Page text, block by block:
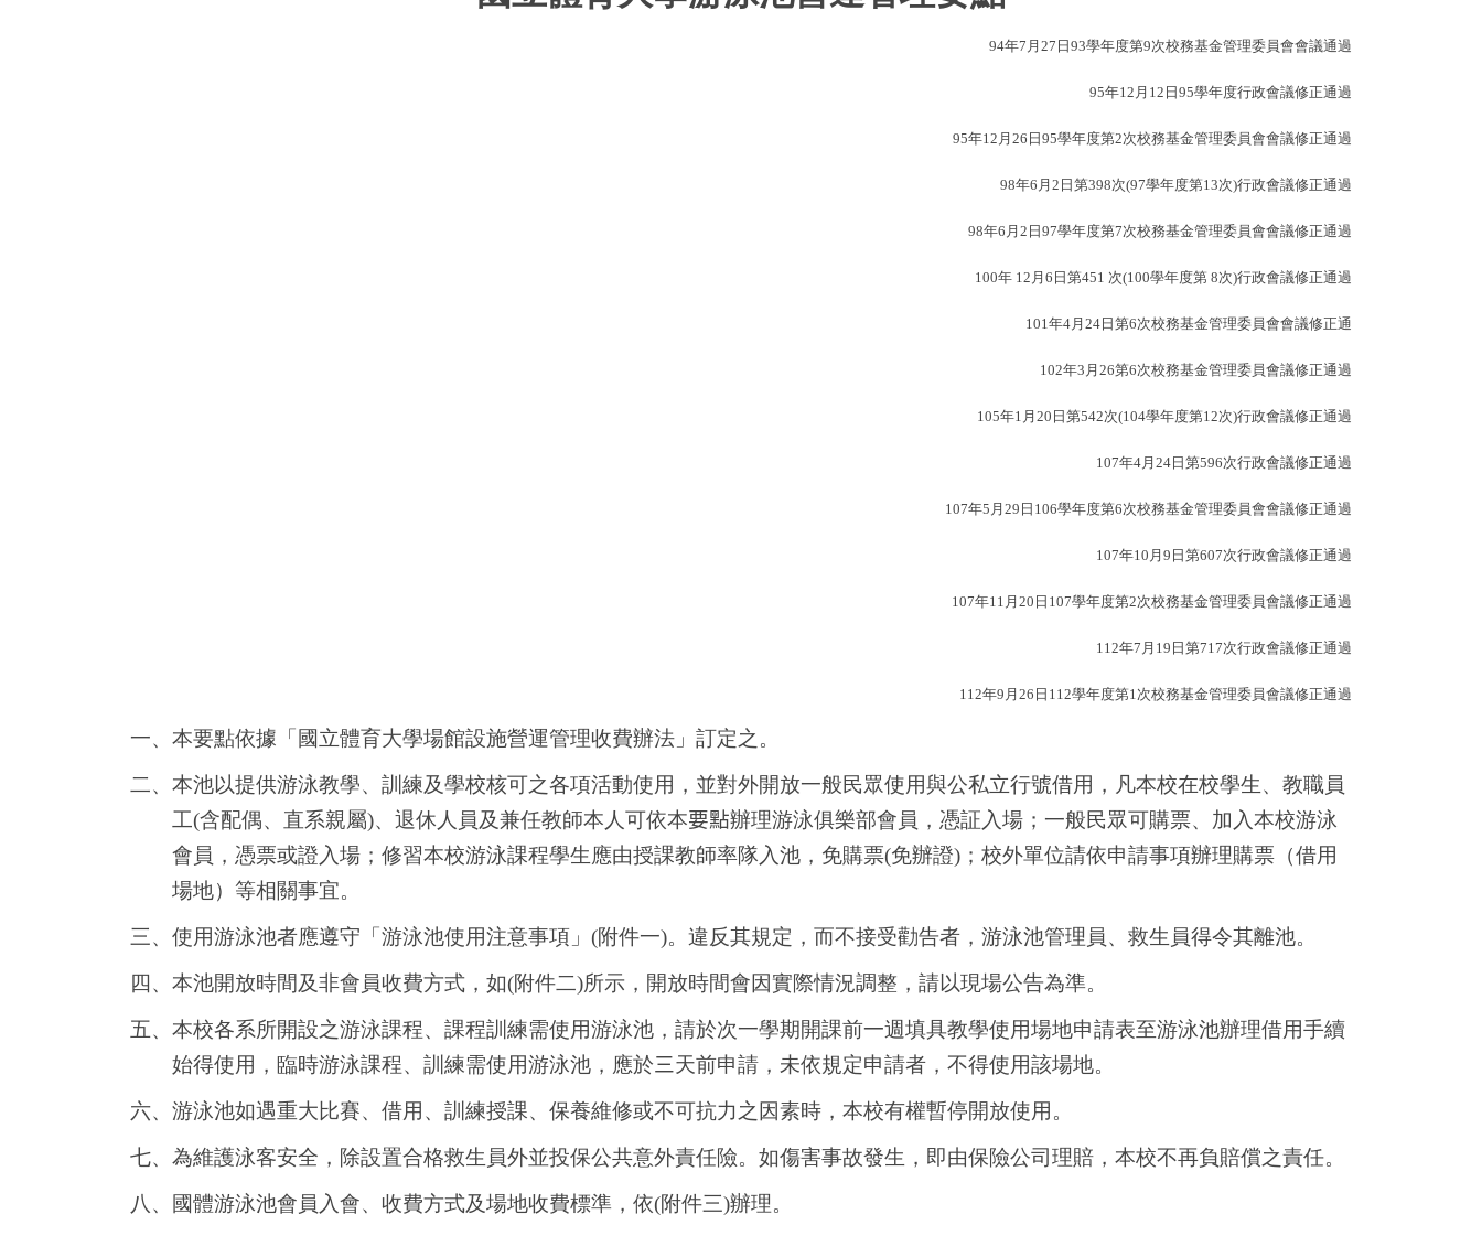
94年7月27日93學年度第9次校務基金管理委員會會議通過
95年12月12日95學年度行政會議修正通過
95年12月26日95學年度第2次校務基金管理委員會會議修正通過
98年6月2日第398次(97學年度第13次)行政會議修正通過
98年6月2日97學年度第7次校務基金管理委員會會議修正通過
100年 12月6日第451 次(100學年度第 8次)行政會議修正通過
101 年4月24日第6次校務基金管理委員會會議修正通
102年3月26第6次校務基金管理委員會議修正通過
105年1月20日第542次(104學年度第12次)行政會議修正通過
107年4月24日第596次行政會議修正通過
107年5月29日106學年度第6次校務基金管理委員會會議修正通過
107年10月9日第607次行政會議修正通過
107年11月20日107學年度第2次校務基金管理委員會議修正通過
112年7月19日第717次行政會議修正通過
112年9月26日112學年度第1次校務基金管理委員會議修正通過
一、本要點依據「 國立體育大學場館設施營運管理收費辦法 」訂定之。
二、本池以提供游泳教學、訓練及學校核可之各項活動使用，並對外開放一般民眾使用與公私立行號借用，凡本校在校學生、教職員
工(含配偶、直系親屬)、退休人員及兼任教師本人可依本要點辦理游泳俱樂部會員，憑証入場；一般民眾可購票、加入本校游泳
會員，憑票或證入場；修習本校游泳課程學生應由授課教師率隊入池，免購票(免辦證)；校外單位請依申請事項辦理購票（借用
場地）等相關事宜。
三、使用游泳池者應遵守 「游泳池使用注意事項 」(附件一)。違反其規定，而不接受勸告者，游泳池管理員、救生員得令其離池。
四、本池開放時間及非會員收費方式，如(附件二)所示，開放時間會因實際情況調整，請以現場公告為準。
五、本校各系所開設之游泳課程、課程訓練需使用游泳池，請於次一學期開課前一週填具教學使用場地申請表至游泳池辦理借用手續
始得使用，臨時游泳課程、訓練需使用游泳池，應於三天前申請，未依規定申請者，不得使用該場地。
六、游泳池如遇重大比賽、借用、訓練授課、保養維修或不可抗力之因素時，本校有權暫停開放使用。
七、為維護泳客安全，除設置合格救生員外並投保公共意外責任險。如傷害事故發生，即由保險公司理賠，本校不再負賠償之責任。
八、國體游泳池會員入會、收費方式及場地收費標準，依(附件三)辦理。